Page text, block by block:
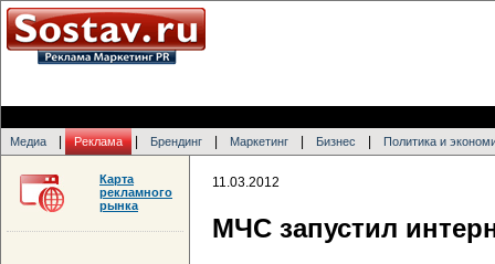
Медиа Реклама Брендинг Маркетинг Бизнес Политика и
11.03.2012
МЧС запустил
Карта
рекламного
рынка